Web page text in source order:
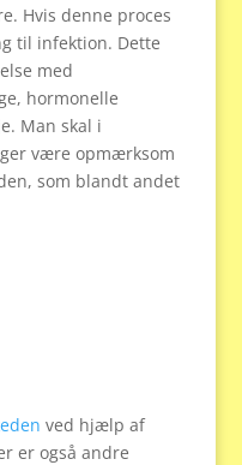
Hvis denne proces
til infektion. Dette
med
hormonelle
Man skal i
være opmærksom
som blandt andet
ved hjælp af
er også andre